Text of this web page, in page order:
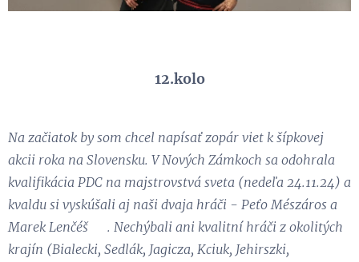
12.kolo
Na začiatok by som chcel napísať zopár viet k šípkovej
akcii roka na Slovensku. V Nových Zámkoch sa odohrala
kvalifikácia PDC na majstrovstvá sveta (nedeľa 24.11.24) a
kvaldu si vyskúšali aj naši dvaja hráči - Peťo Mészáros a
Marek Lenčéš 👏. Nechýbali ani kvalitní hráči z okolitých
krajín (Bialecki, Sedlák, Jagicza, Kciuk, Jehirszki,